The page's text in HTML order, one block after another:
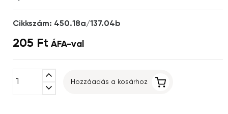
Cikkszám: 450.18a/137.04b
205 Ft ÁFA-val
expand_less
expand_more
Hozzáadás a kosárhoz